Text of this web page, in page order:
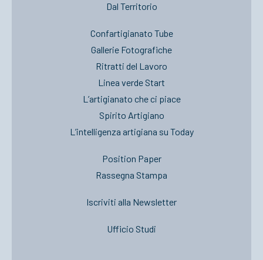
Dal Territorio
Confartigianato Tube
Gallerie Fotografiche
Ritratti del Lavoro
Linea verde Start
L’artigianato che ci piace
Spirito Artigiano
L’intelligenza artigiana su Today
Position Paper
Rassegna Stampa
Iscriviti alla Newsletter
Ufficio Studi